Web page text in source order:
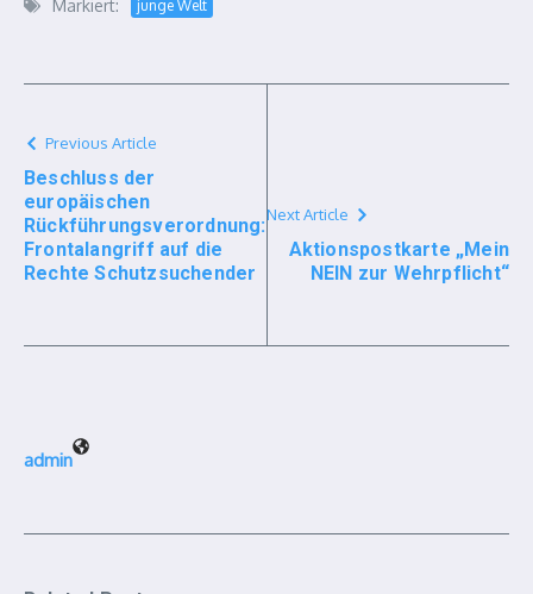
Markiert: junge Welt
Previous Article
Beschluss der
europäischen
Rückführungsverordnung:
Frontalangriff auf die
Rechte Schutzsuchender
Next Article
Aktionspostkarte „Mein
NEIN zur Wehrpflicht“
admin